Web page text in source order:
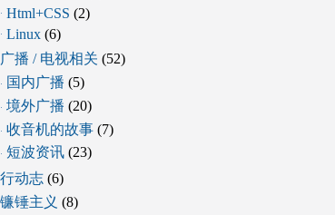
Html+CSS (2)
Linux (6)
广播 / 电视相关 (52)
国内广播 (5)
境外广播 (20)
收音机的故事 (7)
短波资讯 (23)
行动志 (6)
镰锤主义 (8)